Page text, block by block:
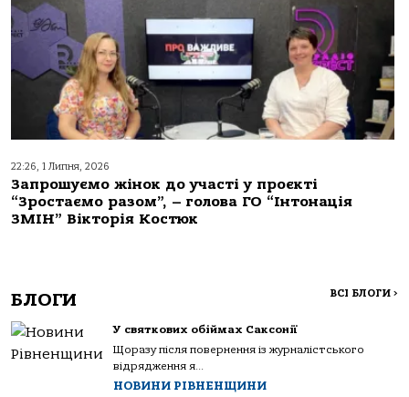
22:26, 1 Липня, 2026
Запрошуємо жінок до участі у проєкті
“Зростаємо разом”, – голова ГО “Інтонація
ЗМІН” Вікторія Костюк
БЛОГИ ВСІ БЛОГИ >
У святкових обіймах Саксонії
Щоразу після повернення із журналістського
відрядження я...
НОВИНИ РІВНЕНЩИНИ